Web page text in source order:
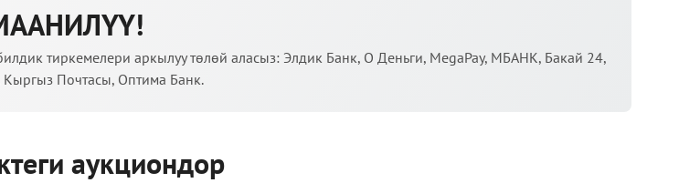
тиркемелери аркылуу төлөй аласыз: Элдик Банк, О Деньги, MegaPay, МБАНК, Бакай 24,
Кыргыз Почтасы, Оптима Банк.
аукциондор